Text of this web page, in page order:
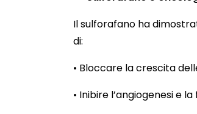
Il sulforafano ha
di:
• Bloccare la crescita
• Inibire l’angiogenesi e